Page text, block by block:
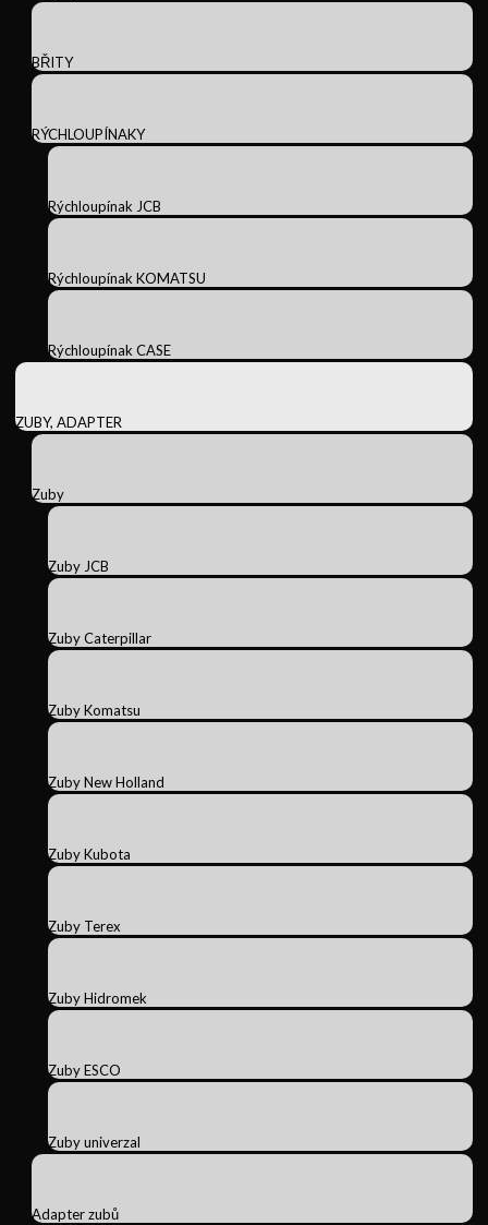
BŘITY
RÝCHLOUPÍNAKY
Rýchloupínak JCB
Rýchloupínak KOMATSU
Rýchloupínak CASE
ZUBY, ADAPTER
Zuby
Zuby JCB
Zuby Caterpillar
Zuby Komatsu
Zuby New Holland
Zuby Kubota
Zuby Terex
Zuby Hidromek
Zuby ESCO
Zuby univerzal
Adapter zubů